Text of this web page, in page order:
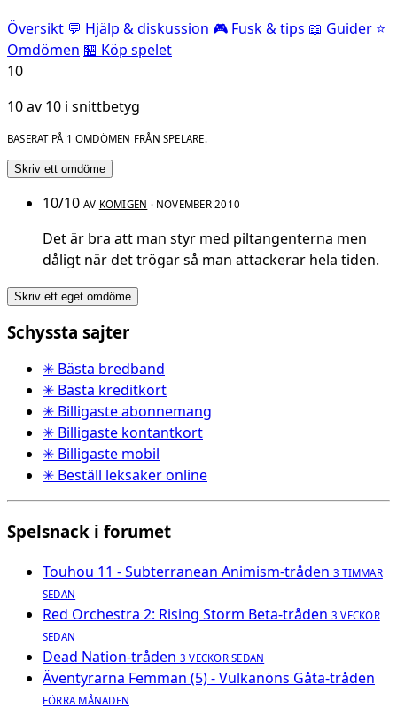
Översikt 💬 Hjälp & diskussion 🎮 Fusk & tips 📖 Guider ⭐
Omdömen 🏪 Köp spelet
10
10 av 10 i snittbetyg
BASERAT PÅ 1 OMDÖMEN FRÅN SPELARE.
Skriv ett omdöme
10/10 AV KOMIGEN · NOVEMBER 2010
Det är bra att man styr med piltangenterna men
dåligt när det trögar så man attackerar hela tiden.
Skriv ett eget omdöme
Schyssta sajter
✳ Bästa bredband
✳ Bästa kreditkort
✳ Billigaste abonnemang
✳ Billigaste kontantkort
✳ Billigaste mobil
✳ Beställ leksaker online
Spelsnack i forumet
Touhou 11 - Subterranean Animism-tråden 3 TIMMAR
SEDAN
Red Orchestra 2: Rising Storm Beta-tråden 3 VECKOR
SEDAN
Dead Nation-tråden 3 VECKOR SEDAN
Äventyrarna Femman (5) - Vulkanöns Gåta-tråden
FÖRRA MÅNADEN